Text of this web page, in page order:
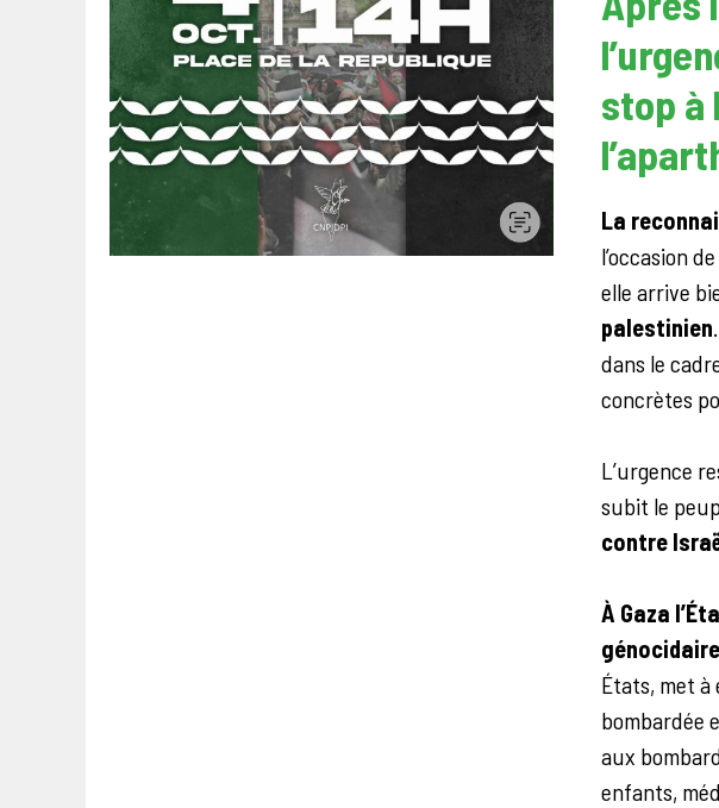
stop à
La
l’occasion
elle arrive
palestinien
dans le
concrètes
L’urgence
subit le
contre
À Gaza
États, met à
bombardée
aux
enfants,